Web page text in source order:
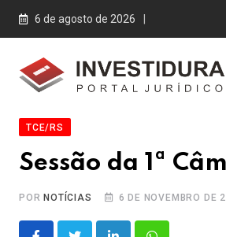
Skip
6 de agosto de 2026
TCE/RS
Sessão da 1ª
PORNOTÍCIAS 6 DE NOVEMBRO DE